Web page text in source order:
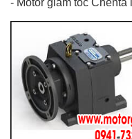
- Motor giảm tốc